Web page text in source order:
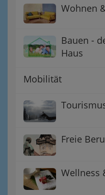
Wohnen
Bauen -
Haus
Mobilität
Freie
Wellness